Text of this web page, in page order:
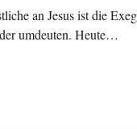
an Jesus ist die
umdeuten. Heute…